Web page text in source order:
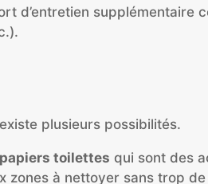
d’entretien supplémentaire
plusieurs possibilités.
toilettes qui sont des
zones à nettoyer sans trop